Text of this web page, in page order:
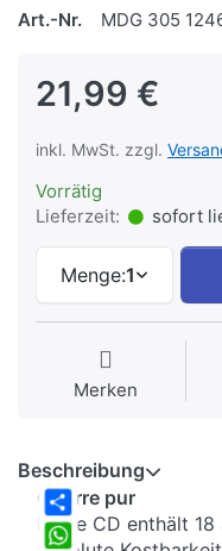
Art.-Nr. MDG 305
21,99 €
inkl. MwSt. zzgl.
Vorrätig
Lieferzeit:
sofort
Menge:1
Merken
Share
Beschreibung
Gitarre pur
Diese CD enthält